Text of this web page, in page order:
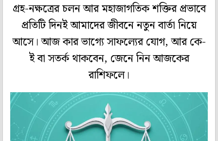
গ্রহ-নক্ষত্রের চলন আর মহাজাগতিক শক্তির প্রভাবে
প্রতিটি দিনই আমাদের জীবনে নতুন বার্তা নিয়ে
আসে। আজ কার ভাগ্যে সাফল্যের যোগ, আর কে-
ই বা সতর্ক থাকবেন, জেনে নিন আজকের
রাশিফলে।